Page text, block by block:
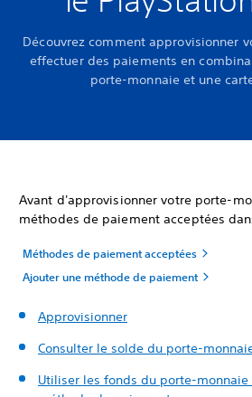
Découvrez comment approvisionner
effectuer des paiements en
porte-monnaie et une
Avant d'approvisionner votre porte-
méthodes de paiement acceptées
Méthodes de paiement acceptées
Ajouter une méthode de paiement
Approvisionner
Consulter le solde du porte-
Utiliser les fonds du porte-monnaie